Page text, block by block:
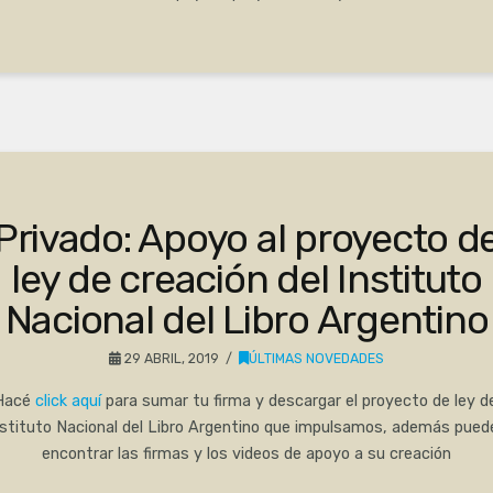
Apoyo al proyecto
ley de creación del Instituto
Nacional del Libro Argentino
29 ABRIL, 2019 ÚLTIMAS NOVEDADES
click aquípara sumar tu firma y descargar el proyecto de ley
Nacional del Libro Argentino que impulsamos, además
encontrar las firmas y los videos de apoyo a su creación